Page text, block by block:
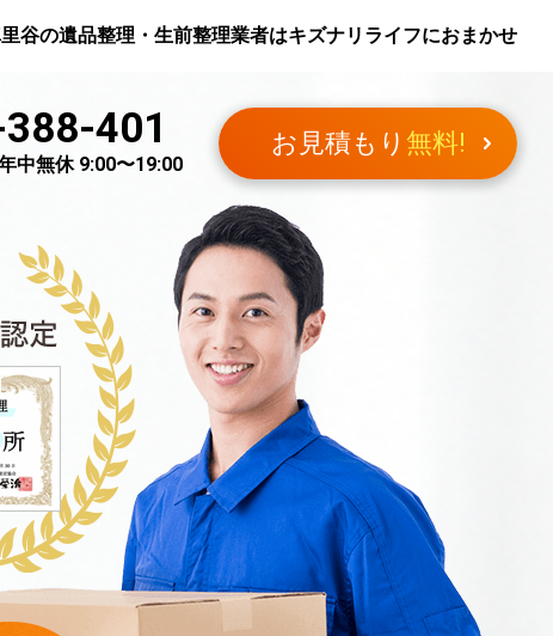
谷の遺品整理・生前整理業者はキズナリライフにおまかせ
401
中無休 9:00〜19:00
お見積もり 無料!